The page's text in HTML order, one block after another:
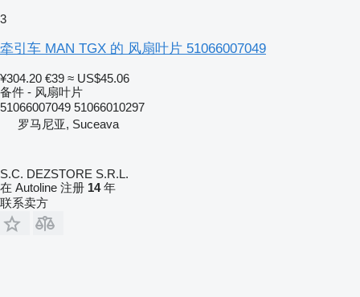
3
牵引车 MAN TGX 的 风扇叶片 51066007049
¥304.20 €39 ≈ US$45.06
备件 - 风扇叶片
51066007049 51066010297
罗马尼亚, Suceava
S.C. DEZSTORE S.R.L.
在 Autoline 注册 14年
联系卖方